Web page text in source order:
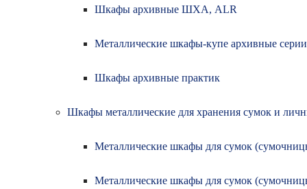
Шкафы архивные ШХА, ALR
Металлические шкафы-купе архивные
Шкафы архивные практик
Шкафы металлические для хранения сумок и
Металлические шкафы для сумок
Металлические шкафы для сумок